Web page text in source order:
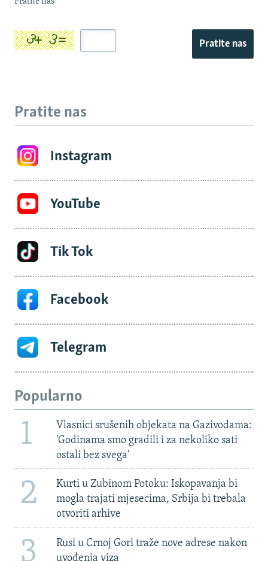
Pratite nas
Pratite nas
Instagram
YouTube
Tik Tok
Facebook
Telegram
Popularno
1
Vlasnici srušenih objekata na Gazivodama:
'Godinama smo gradili i za nekoliko sati
ostali bez svega'
2
Kurti u Zubinom Potoku: Iskopavanja bi
mogla trajati mjesecima, Srbija bi trebala
otvoriti arhive
3
Rusi u Crnoj Gori traže nove adrese nakon
uvođenja viza